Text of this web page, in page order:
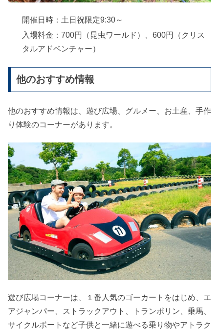
開催日時：土日祝限定9:30～
入場料金：700円（昆虫ワールド）、600円（クリス
タルアドベンチャー）
他のおすすめ情報
他のおすすめ情報は、遊び広場、グルメー、お土産、手作
り体験のコーナーがあります。
遊び広場コーナーは、１番人気のゴーカートをはじめ、エ
アジャンパー、ストラックアウト、トランポリン、乗馬、
サイクルボートなど子供と一緒に遊べる乗り物やアトラク